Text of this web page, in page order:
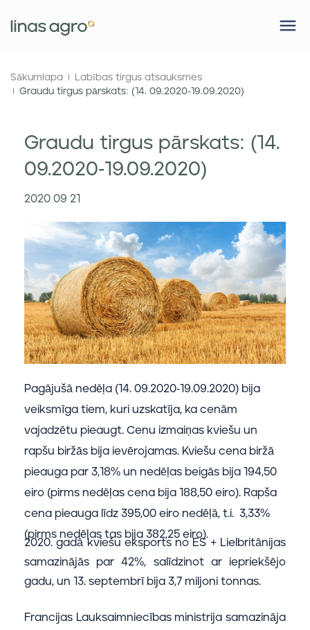
Sākumlapa
Labības tirgus atsauksmes
Graudu tirgus pārskats: (14. 09.2020-19.09.2020)
Graudu tirgus pārskats: (14.
09.2020-19.09.2020)
2020 09 21
Pagājušā nedēļa (14. 09.2020-19.09.2020) bija
veiksmīga tiem, kuri uzskatīja, ka cenām
vajadzētu pieaugt. Cenu izmaiņas kviešu un
rapšu biržās bija ievērojamas. Kviešu cena biržā
pieauga par 3,18% un nedēļas beigās bija 194,50
eiro (pirms nedēļas cena bija 188,50 eiro). Rapša
cena pieauga līdz 395,00 eiro nedēļā, t.i. 3,33%
(pirms nedēļas tas bija 382,25 eiro).
2020. gadā kviešu eksports no ES + Lielbritānijas
samazinājās par 42%, salīdzinot ar iepriekšējo
gadu, un 13. septembrī bija 3,7 miljoni tonnas.
Francijas Lauksaimniecības ministrija samazināja